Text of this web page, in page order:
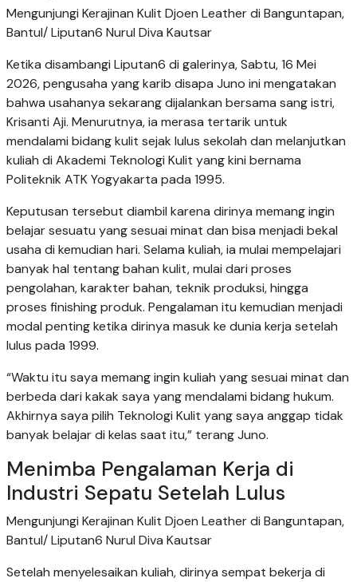
Mengunjungi Kerajinan Kulit Djoen Leather di Banguntapan,
Bantul/ Liputan6 Nurul Diva Kautsar
Ketika disambangi Liputan6 di galerinya, Sabtu, 16 Mei
2026, pengusaha yang karib disapa Juno ini mengatakan
bahwa usahanya sekarang dijalankan bersama sang istri,
Krisanti Aji. Menurutnya, ia merasa tertarik untuk
mendalami bidang kulit sejak lulus sekolah dan melanjutkan
kuliah di Akademi Teknologi Kulit yang kini bernama
Politeknik ATK Yogyakarta pada 1995.
Keputusan tersebut diambil karena dirinya memang ingin
belajar sesuatu yang sesuai minat dan bisa menjadi bekal
usaha di kemudian hari. Selama kuliah, ia mulai mempelajari
banyak hal tentang bahan kulit, mulai dari proses
pengolahan, karakter bahan, teknik produksi, hingga
proses finishing produk. Pengalaman itu kemudian menjadi
modal penting ketika dirinya masuk ke dunia kerja setelah
lulus pada 1999.
“Waktu itu saya memang ingin kuliah yang sesuai minat dan
berbeda dari kakak saya yang mendalami bidang hukum.
Akhirnya saya pilih Teknologi Kulit yang saya anggap tidak
banyak belajar di kelas saat itu,” terang Juno.
Menimba Pengalaman Kerja di
Industri Sepatu Setelah Lulus
Mengunjungi Kerajinan Kulit Djoen Leather di Banguntapan,
Bantul/ Liputan6 Nurul Diva Kautsar
Setelah menyelesaikan kuliah, dirinya sempat bekerja di